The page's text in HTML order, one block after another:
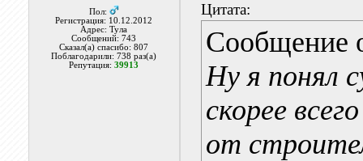
Пол:
Регистрация: 10.12.2012
Адрес: Тула
Сообщений: 743
Сказал(а) спасибо: 807
Поблагодарили: 738 раз(а)
Репутация:39913
Цитата:
Сообщение
Ну я понял
скорее
от